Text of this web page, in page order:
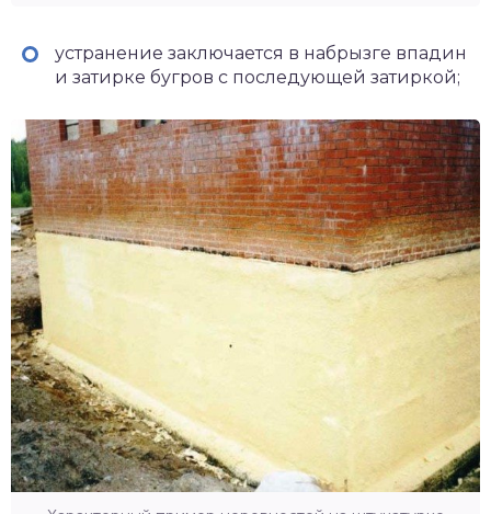
устранение заключается в набрызге впадин
и затирке бугров с последующей затиркой;